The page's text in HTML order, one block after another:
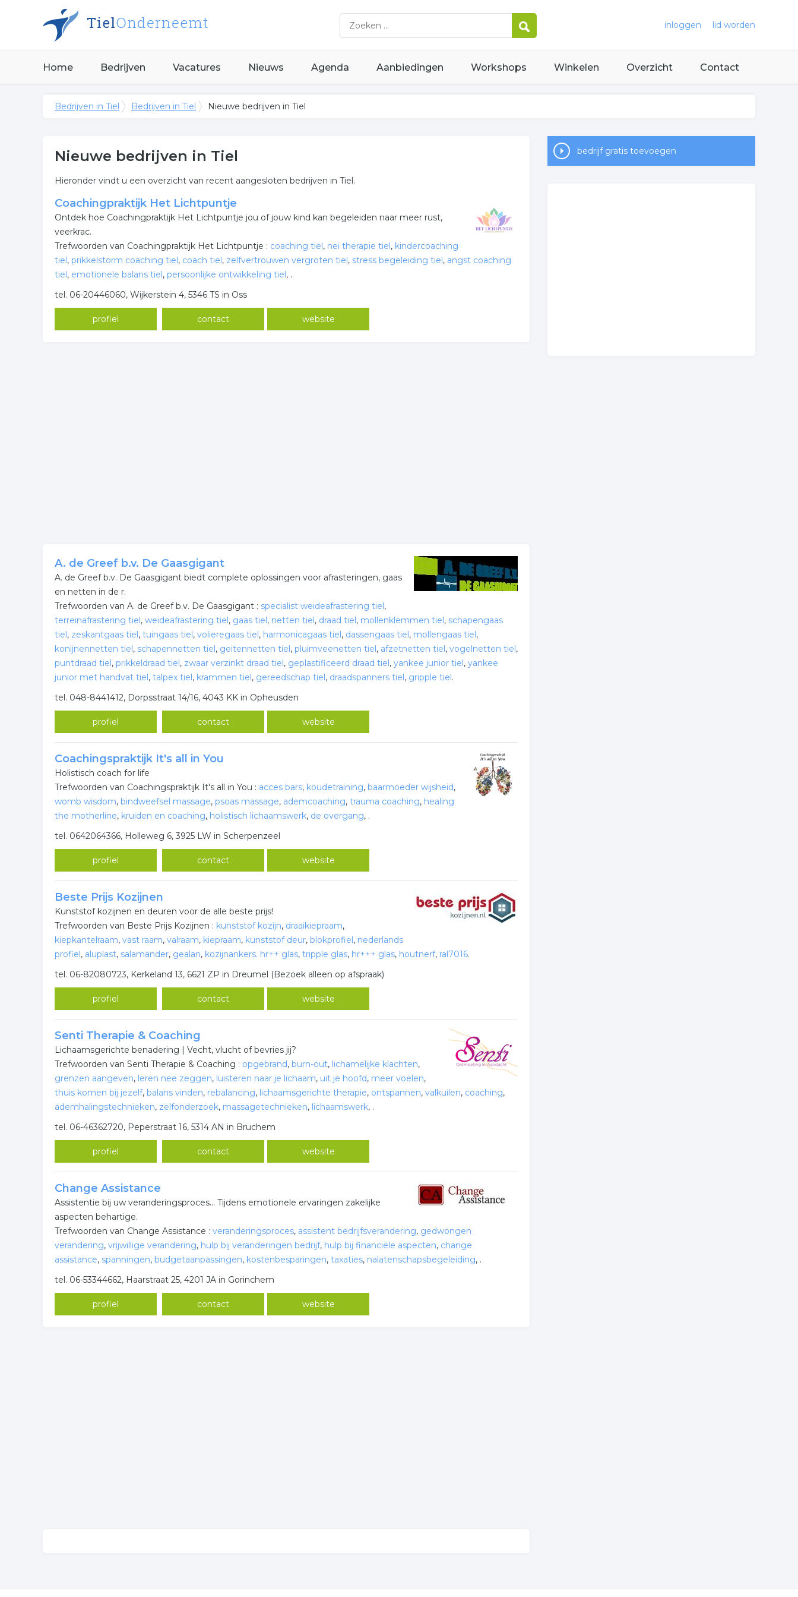
inloggen lid worden
Home Bedrijven Vacatures Nieuws Agenda Aanbiedingen Workshops Winkelen Overzicht Contact
Bedrijven in Tiel Bedrijven in Tiel Nieuwe bedrijven in Tiel
Nieuwe bedrijven in Tiel
Hieronder vindt u een overzicht van recent aangesloten bedrijven in Tiel.
Coachingpraktijk Het Lichtpuntje
Ontdek hoe Coachingpraktijk Het Lichtpuntje jou of jouw kind kan begeleiden naar meer rust,
veerkrac.
Trefwoorden van Coachingpraktijk Het Lichtpuntje : coaching tiel, nei therapie tiel, kindercoaching
tiel, prikkelstorm coaching tiel, coach tiel, zelfvertrouwen vergroten tiel, stress begeleiding tiel, angst coaching
tiel, emotionele balans tiel, persoonlijke ontwikkeling tiel, .
tel. 06-20446060, Wijkerstein 4, 5346 TS in Oss
profiel contact website
A. de Greef b.v. De Gaasgigant
A. de Greef b.v. De Gaasgigant biedt complete oplossingen voor afrasteringen, gaas
en netten in de r.
Trefwoorden van A. de Greef b.v. De Gaasgigant : specialist weideafrastering tiel,
terreinafrastering tiel, weideafrastering tiel, gaas tiel, netten tiel, draad tiel, mollenklemmen tiel, schapengaas
tiel, zeskantgaas tiel, tuingaas tiel, volieregaas tiel, harmonicagaas tiel, dassengaas tiel, mollengaas tiel,
konijnennetten tiel, schapennetten tiel, geitennetten tiel, pluimveenetten tiel, afzetnetten tiel, vogelnetten tiel,
puntdraad tiel, prikkeldraad tiel, zwaar verzinkt draad tiel, geplastificeerd draad tiel, yankee junior tiel, yankee
junior met handvat tiel, talpex tiel, krammen tiel, gereedschap tiel, draadspanners tiel, gripple tiel.
tel. 048-8441412, Dorpsstraat 14/16, 4043 KK in Opheusden
profiel contact website
Coachingspraktijk It's all in You
Holistisch coach for life
Trefwoorden van Coachingspraktijk It's all in You : acces bars, koudetraining, baarmoeder wijsheid,
womb wisdom, bindweefsel massage, psoas massage, ademcoaching, trauma coaching, healing
the motherline, kruiden en coaching, holistisch lichaamswerk, de overgang, .
tel. 0642064366, Holleweg 6, 3925 LW in Scherpenzeel
profiel contact website
Beste Prijs Kozijnen
Kunststof kozijnen en deuren voor de alle beste prijs!
Trefwoorden van Beste Prijs Kozijnen : kunststof kozijn, draaikiepraam,
kiepkantelraam, vast raam, valraam, kiepraam, kunststof deur, blokprofiel, nederlands
profiel, aluplast, salamander, gealan, kozijnankers. hr++ glas, tripple glas, hr+++ glas, houtnerf, ral7016.
tel. 06-82080723, Kerkeland 13, 6621 ZP in Dreumel (Bezoek alleen op afspraak)
profiel contact website
Senti Therapie & Coaching
Lichaamsgerichte benadering | Vecht, vlucht of bevries jij?
Trefwoorden van Senti Therapie & Coaching : opgebrand, burn-out, lichamelijke klachten,
grenzen aangeven, leren nee zeggen, luisteren naar je lichaam, uit je hoofd, meer voelen,
thuis komen bij jezelf, balans vinden, rebalancing, lichaamsgerichte therapie, ontspannen, valkuilen, coaching,
ademhalingstechnieken, zelfonderzoek, massagetechnieken, lichaamswerk, .
tel. 06-46362720, Peperstraat 16, 5314 AN in Bruchem
profiel contact website
Change Assistance
Assistentie bij uw veranderingsproces... Tijdens emotionele ervaringen zakelijke
aspecten behartige.
Trefwoorden van Change Assistance : veranderingsproces, assistent bedrijfsverandering, gedwongen
verandering, vrijwillige verandering, hulp bij veranderingen bedrijf, hulp bij financiële aspecten, change
assistance, spanningen, budgetaanpassingen, kostenbesparingen, taxaties, nalatenschapsbegeleiding, .
tel. 06-53344662, Haarstraat 25, 4201 JA in Gorinchem
profiel contact website
bedrijf gratis toevoegen